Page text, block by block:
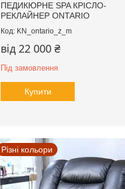
ПЕДИКЮРНЕ SPA КРІСЛО-
РЕКЛАЙНЕР ONTARIO
KN_ontario_z_m
від 22 000 ₴
Під замовлення
Купити
Різні кольори